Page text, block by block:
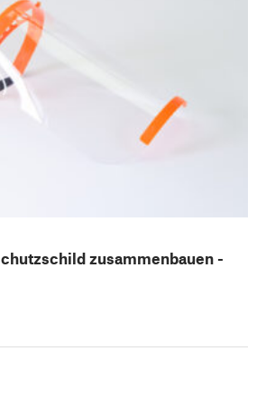
zusammenbauen -